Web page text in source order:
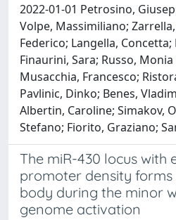
2022-01-01 Petrosino,
Volpe, Massimiliano;
Federico; Langella,
Finaurini, Sara; Russo, Monia
Musacchia, Francesco;
Pavlinic, Dinko; Benes,
Albertin, Caroline; Simakov,
Stefano; Fiorito, Graziano;
The miR-430 locus with
promoter density
body during the minor
genome activation